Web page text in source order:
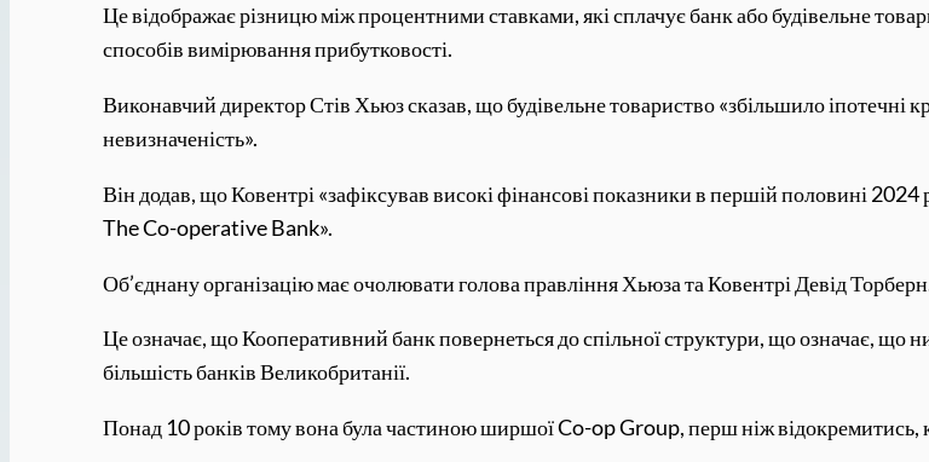
Це відображає різницю між процентними ставками, які сплачує банк або будівельне
способів вимірювання прибутковості.
Виконавчий директор Стів Хьюз сказав, що будівельне товариство «збільшило іпотечні
невизначеність».
Він додав, що Ковентрі «зафіксував високі фінансові показники в першій половині
The Co-operative Bank».
Об’єднану організацію має очолювати голова правління Хьюза та Ковентрі Девід
Це означає, що Кооперативний банк повернеться до спільної структури, що означає, що
більшість банків Великобританії.
Понад 10 років тому вона була частиною ширшої Co-op Group, перш ніж відокремитись,